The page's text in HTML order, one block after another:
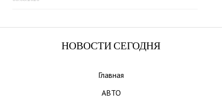
НОВОСТИ СЕГОДНЯ
Главная
АВТО